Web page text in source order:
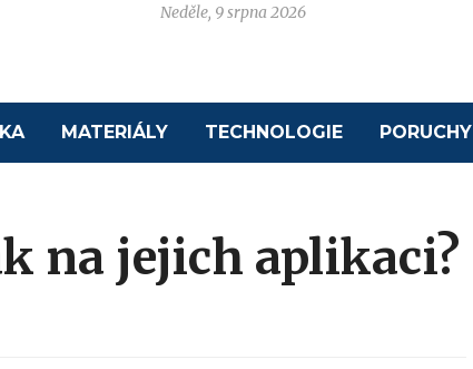
Neděle, 9 srpna 2026
MATERIÁLY TECHNOLOGIE PORUCHY
na jejich aplikaci?